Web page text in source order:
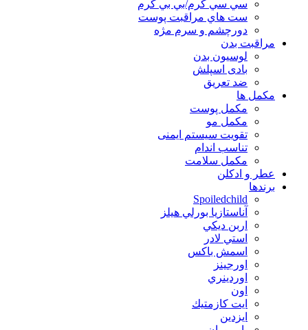
سي سي كرم/بي بي كرم
ست هاي مراقبت پوست
دورچشم و سرم مژه
مراقبت بدن
لوسیون بدن
بادی اسپلش
ضد تعریق
مكمل ها
مکمل پوست
مکمل مو
تقویت سیستم ایمنی
تناسب اندام
مکمل سلامت
عطر و ادکلن
برندها
Spoiledchild
آناستازيا بورلي هيلز
اربن ديكي
استي لادر
اسمش باكس
اورجينز
اوردينري
اون
ايت كازمتيك
ايزدين